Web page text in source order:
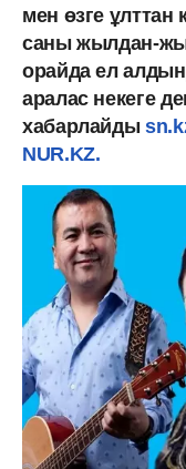
мен өзге ұлттан
саны жылдан-
орайда ел
аралас некеге
хабарлайды
NUR.KZ.